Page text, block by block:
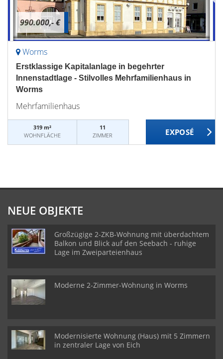
990.000,- €
Worms
Erstklassige Kapitalanlage in begehrter
Innenstadtlage - Stilvolles Mehrfamilienhaus in
Worms
Mehrfamilienhaus
319 m²
WOHNFLÄCHE
11
ZIMMER
NEUE OBJEKTE
Großzügige 2-ZKB-Wohnung mit überdachtem
Balkon und Blick auf den Seebach - ruhige
Lage im Zweiparteienhaus
Moderne 2-Zimmer-Wohnung in Worms
Modernisierte Wohnung (Haus) mit 5 Zimmern
in zentraler Lage von Eich